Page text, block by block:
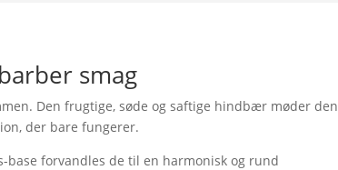
smag
Den frugtige, søde og saftige hindbær møder den
der bare fungerer.
forvandles de til en harmonisk og rund